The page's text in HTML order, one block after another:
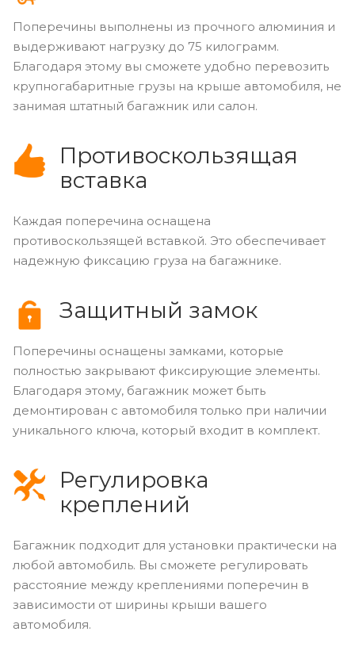
Поперечины выполнены из прочного алюминия и
выдерживают нагрузку до 75 килограмм.
Благодаря этому вы сможете удобно перевозить
крупногабаритные грузы на крыше автомобиля, не
занимая штатный багажник или салон.
Противоскользящая
вставка
Каждая поперечина оснащена
противоскользящей вставкой. Это обеспечивает
надежную фиксацию груза на багажнике.
Защитный замок
Поперечины оснащены замками, которые
полностью закрывают фиксирующие элементы.
Благодаря этому, багажник может быть
демонтирован с автомобиля только при наличии
уникального ключа, который входит в комплект.
Регулировка
креплений
Багажник подходит для установки практически на
любой автомобиль. Вы сможете регулировать
расстояние между креплениями поперечин в
зависимости от ширины крыши вашего
автомобиля.